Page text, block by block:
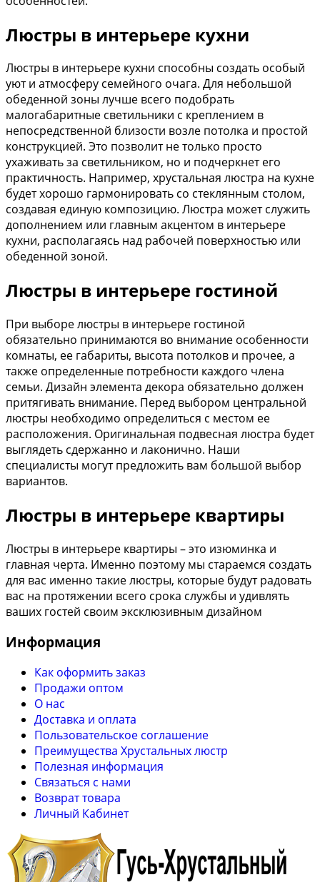
Люстры в интерьере кухни
Люстры в интерьере кухни способны создать особый
уют и атмосферу семейного очага. Для небольшой
обеденной зоны лучше всего подобрать
малогабаритные светильники с креплением в
непосредственной близости возле потолка и простой
конструкцией. Это позволит не только просто
ухаживать за светильником, но и подчеркнет его
практичность. Например, хрустальная люстра на кухне
будет хорошо гармонировать со стеклянным столом,
создавая единую композицию. Люстра может служить
дополнением или главным акцентом в интерьере
кухни, располагаясь над рабочей поверхностью или
обеденной зоной.
Люстры в интерьере гостиной
При выборе люстры в интерьере гостиной
обязательно принимаются во внимание особенности
комнаты, ее габариты, высота потолков и прочее, а
также определенные потребности каждого члена
семьи. Дизайн элемента декора обязательно должен
притягивать внимание. Перед выбором центральной
люстры необходимо определиться с местом ее
расположения. Оригинальная подвесная люстра будет
выглядеть сдержанно и лаконично. Наши
специалисты могут предложить вам большой выбор
вариантов.
Люстры в интерьере квартиры
Люстры в интерьере квартиры – это изюминка и
главная черта. Именно поэтому мы стараемся создать
для вас именно такие люстры, которые будут радовать
вас на протяжении всего срока службы и удивлять
ваших гостей своим эксклюзивным дизайном
Информация
Как оформить заказ
Продажи оптом
О нас
Доставка и оплата
Пользовательское соглашение
Преимущества Хрустальных люстр
Полезная информация
Связаться с нами
Возврат товара
Личный Кабинет